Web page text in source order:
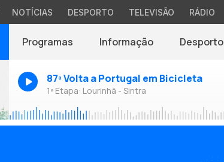
NOTÍCIAS DESPORTO TELEVISÃO RÁDIO
Programas Informação Desporto
87ª Volta a Portugal em Bicicleta
1ª Etapa: Lourinhã - Sintra